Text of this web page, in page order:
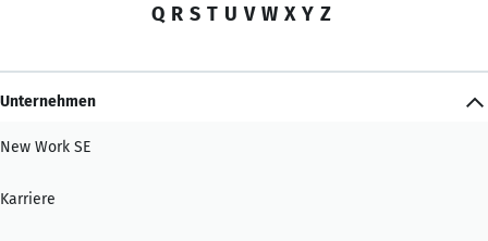
Q R S T U V W X Y Z
Unternehmen
New Work SE
Karriere